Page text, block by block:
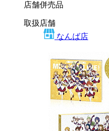
店舗併売品
取扱店舗
なんば店